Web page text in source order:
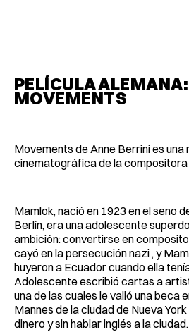
PELÍCULA ALEMANA:
MOVEMENTS
Movements de Anne Berrini es
cinematográfica de la compositora
Mamlok, nació en 1923 en el seno
Berlín, era una adolescente
ambición: convertirse en
cayó en la persecución nazi , y
huyeron a Ecuador cuando ella
Adolescente escribió cartas a
una de las cuales le valió una beca
Mannes de la ciudad de Nueva
dinero y sin hablar inglés a la ciudad.